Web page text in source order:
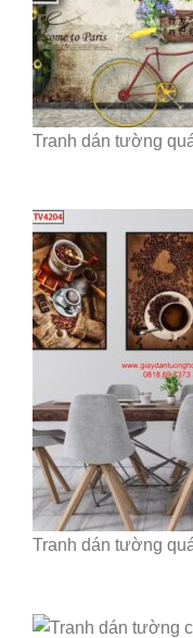
Tranh dán tường
Tranh dán tường